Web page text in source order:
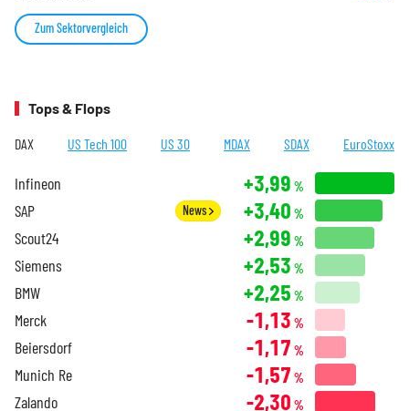
Zum Sektorvergleich
Tops & Flops
DAX US Tech 100 US 30 MDAX SDAX EuroStoxx
Infineon +3,99 %
SAP News +3,40 %
Scout24 +2,99 %
Siemens +2,53 %
BMW +2,25 %
Merck -1,13 %
Beiersdorf -1,17 %
Munich Re -1,57 %
Zalando -2,30 %